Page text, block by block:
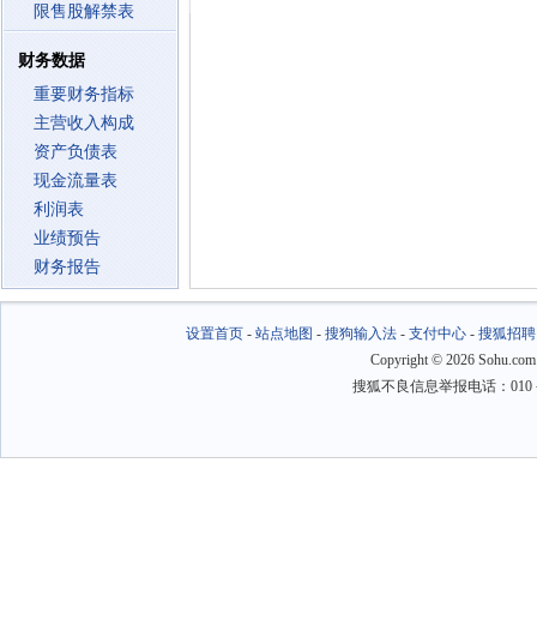
限售股解禁表
财务数据
重要财务指标
主营收入构成
资产负债表
现金流量表
利润表
业绩预告
财务报告
设置首页- 站点地图 - 搜狗输入法- 支付中心- 搜狐招聘
Copyright © 2026
搜狐不良信息举报电话：010